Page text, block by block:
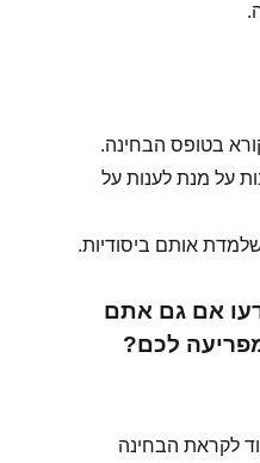
בטופס הבחינה.
על מנת לענות על
אותם ביסודיות.
אם גם אתם
לכם?
לקראת הבחינה